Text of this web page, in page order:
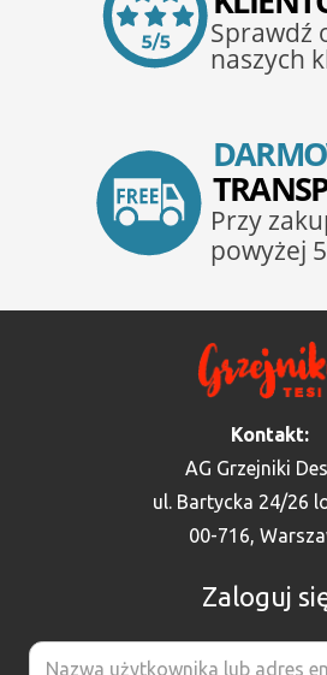
Kontakt:
AG Grzejniki
ul. Bartycka 24/26
00-716,
Zaloguj